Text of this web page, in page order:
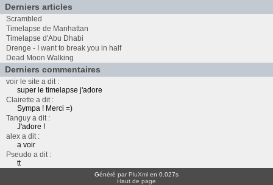
Derniers articles
Scrambled
Timelapse de Manhattan
Timelapse d'Abu Dhabi
Drenge - I want to break you in half
Dead Moon Walking
Derniers commentaires
voir le site a dit :
super le timelapse j'adore
Clairette a dit :
Sympa ! Merci =)
Tanguy a dit :
J'adore !
alex a dit :
a voir
Pseudo a dit :
tt
Généré parPluXml en 0.027s
Haut de page